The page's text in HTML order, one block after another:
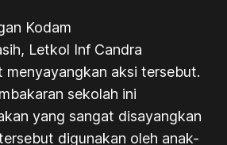
Kodam
Letkol Inf Candra
menyayangkan aksi tersebut.
sekolah ini
yang sangat disayangkan
digunakan oleh anak-